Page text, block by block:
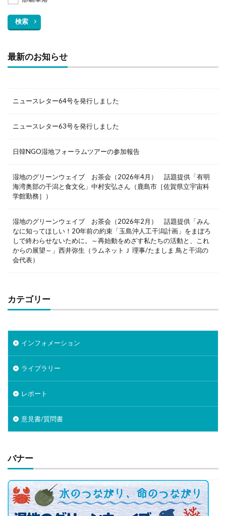
検索
最新のお知らせ
ニュースレター64号を発行しました
ニュースレター63号を発行しました
日韓NGO湿地フォーラムツアーの参加報告
湿地のグリーンウェイブ お茶会（2026年4月） 話題提供「有明
海湾奥部の干潟と食文化」中村安弘さん（鹿島市［佐賀県立宇宙科
学館勤務］）
湿地のグリーンウェイブ お茶会（2026年2月） 話題提供「みん
なに知ってほしい！20年前の約束「玉島沖人工干潟計画」をまぼろ
しで終わらせないために。～再始動をめざす私たちの活動と、これ
からの展望～」西井弥生（ラムネットＪ 理事/たましま 鳥と干潟の
会代表）
カテゴリー
インフォメーション
ライブラリー
レポート
意見書/質問書
バナー